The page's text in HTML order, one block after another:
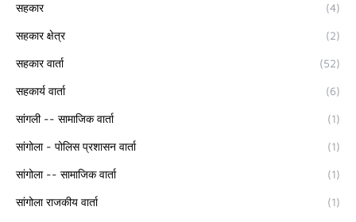
सहकार (4)
सहकार क्षेत्र (2)
सहकार वार्ता (52)
सहकार्य वार्ता (6)
सांगली -- सामाजिक वार्ता (1)
सांगोला - पोलिस प्रशासन वार्ता (1)
सांगोला -- सामाजिक वार्ता (1)
सांगोला राजकीय वार्ता (1)